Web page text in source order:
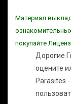
Материал
покупайте
Дорогие
оцените
Parasites